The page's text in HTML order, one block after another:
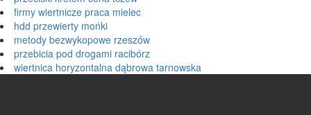
firmy wiertnicze praca mielec
hdd przewierty mońki
metody bezwykopowe rzeszów
przebicia pod drogami racibórz
wiertnica horyzontalna dąbrowa tarnowska